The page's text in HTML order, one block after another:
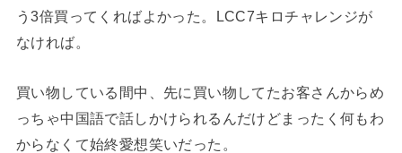
う3倍買ってくればよかった。LCC7キロチャレンジが
なければ。
買い物している間中、先に買い物してたお客さんからめ
っちゃ中国語で話しかけられるんだけどまったく何もわ
からなくて始終愛想笑いだった。